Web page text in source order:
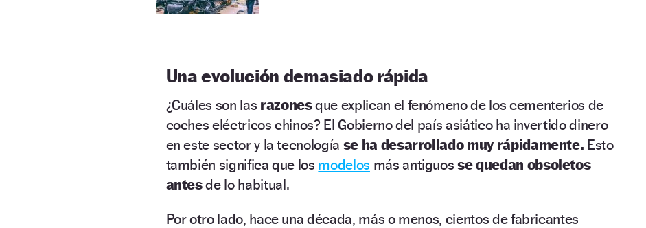
Una evolución demasiado rápida
¿Cuáles son las razonesque explican el fenómeno de los cementerios de
coches eléctricos chinos? El Gobierno del país asiático ha invertido dinero
en este sector y la tecnología se ha desarrollado muy rápidamente. Esto
también significa que los modelos más antiguosse quedan obsoletos
antesde lo habitual.
Por otro lado, hace una década, más o menos, cientos de fabricantes